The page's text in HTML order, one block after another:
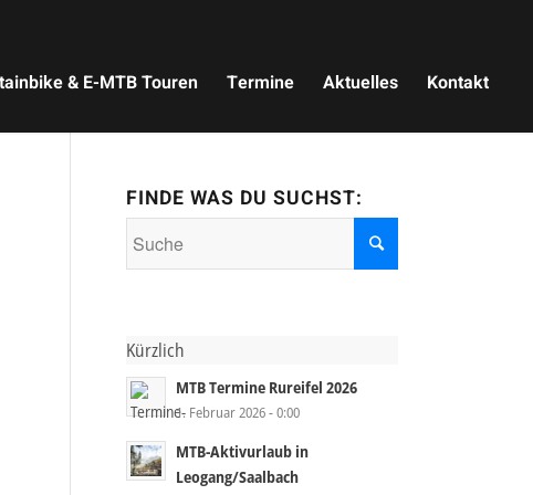
& E-MTB Touren Termine Aktuelles Kontakt
FINDE WAS DU SUCHST:
Kürzlich
MTB Termine Rureifel 2026
1. Februar 2026 - 0:00
MTB-Aktivurlaub in
Leogang/Saalbach